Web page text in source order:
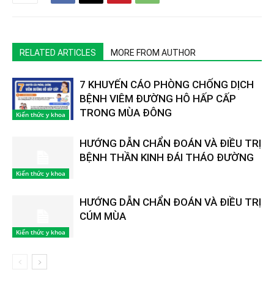
RELATED ARTICLES MORE FROM AUTHOR
Kiến thức y khoa
7 KHUYẾN CÁO PHÒNG CHỐNG DỊCH
BỆNH VIÊM ĐƯỜNG HÔ HẤP CẤP
TRONG MÙA ĐÔNG
Kiến thức y khoa
HƯỚNG DẪN CHẨN ĐOÁN VÀ ĐIỀU TRỊ
BỆNH THẦN KINH ĐÁI THÁO ĐƯỜNG
Kiến thức y khoa
HƯỚNG DẪN CHẨN ĐOÁN VÀ ĐIỀU TRỊ
CÚM MÙA